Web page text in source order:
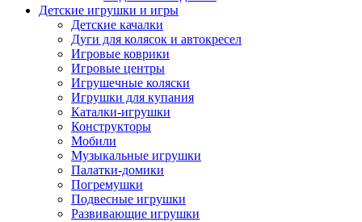
Детские игрушки и игры
Детские качалки
Дуги для колясок и автокресел
Игровые коврики
Игровые центры
Игрушечные коляски
Игрушки для купания
Каталки-игрушки
Конструкторы
Мобили
Музыкальные игрушки
Палатки-домики
Погремушки
Подвесные игрушки
Развивающие игрушки